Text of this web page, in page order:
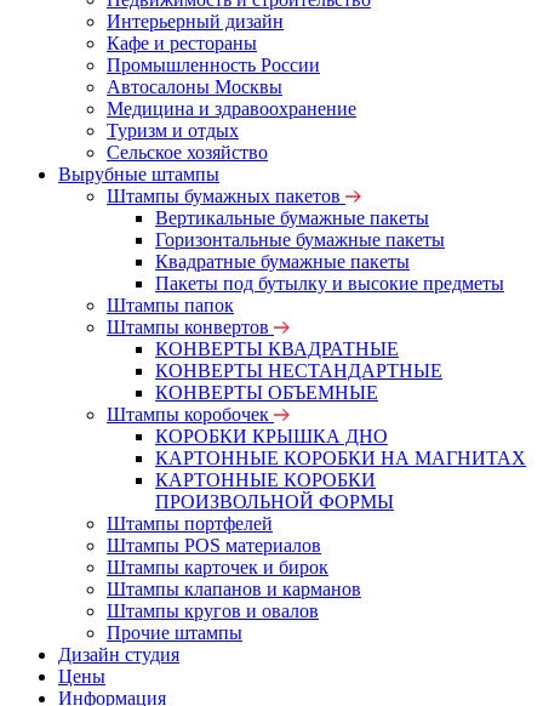
Интерьерный дизайн
Кафе и рестораны
Промышленность России
Автосалоны Москвы
Медицина и здравоохранение
Туризм и отдых
Сельское хозяйство
Вырубные штампы
Штампы бумажных пакетов
Вертикальные бумажные пакеты
Горизонтальные бумажные пакеты
Квадратные бумажные пакеты
Пакеты под бутылку и высокие предметы
Штампы папок
Штампы конвертов
КОНВЕРТЫ КВАДРАТНЫЕ
КОНВЕРТЫ НЕСТАНДАРТНЫЕ
КОНВЕРТЫ ОБЪЕМНЫЕ
Штампы коробочек
КОРОБКИ КРЫШКА ДНО
КАРТОННЫЕ КОРОБКИ НА МАГНИТАХ
КАРТОННЫЕ КОРОБКИ
ПРОИЗВОЛЬНОЙ ФОРМЫ
Штампы портфелей
Штампы POS материалов
Штампы карточек и бирок
Штампы клапанов и карманов
Штампы кругов и овалов
Прочие штампы
Дизайн студия
Цены
Информация